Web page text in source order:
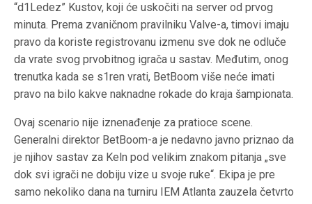
“d1Ledez” Kustov, koji će uskočiti na server od prvog
minuta. Prema zvaničnom pravilniku Valve-a, timovi imaju
pravo da koriste registrovanu izmenu sve dok ne odluče
da vrate svog prvobitnog igrača u sastav. Međutim, onog
trenutka kada se s1ren vrati, BetBoom više neće imati
pravo na bilo kakve naknadne rokade do kraja šampionata.
Ovaj scenario nije iznenađenje za pratioce scene.
Generalni direktor BetBoom-a je nedavno javno priznao da
je njihov sastav za Keln pod velikim znakom pitanja „sve
dok svi igrači ne dobiju vize u svoje ruke“. Ekipa je pre
samo nekoliko dana na turniru IEM Atlanta zauzela četvrto